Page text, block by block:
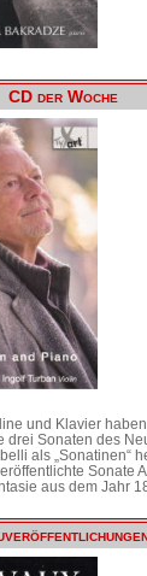
CD der Woche
und Klavier
drei Sonaten des
als „Sonatinen“
Sonate
aus dem Jahr